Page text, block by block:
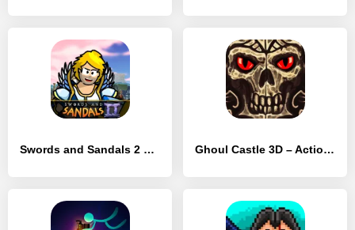
Swords and Sandals 2 Redux Ghoul Castle 3D – Action RPG